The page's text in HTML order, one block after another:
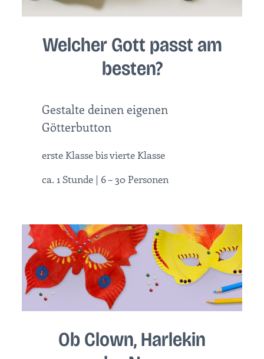
Welcher Gott passt am
besten?
Gestalte deinen eigenen
Götterbutton
erste Klasse bis vierte Klasse
ca. 1 Stunde | 6 – 30 Personen
Ob Clown, Harlekin